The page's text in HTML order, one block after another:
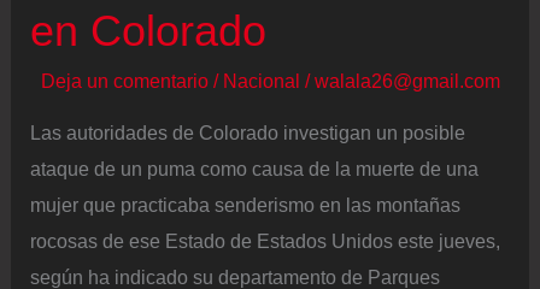
en Colorado
Deja un comentario / Nacional /walala26@gmail.com
Las autoridades de Colorado investigan un posible
ataque de un puma como causa de la muerte de una
mujer que practicaba senderismo en las montañas
rocosas de ese Estado de Estados Unidos este jueves,
según ha indicado su departamento de Parques